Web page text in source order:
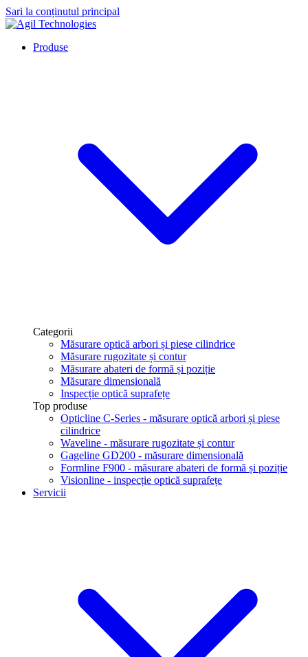
Sari la conținutul principal
Produse
Categorii
Măsurare optică arbori și piese cilindrice
Măsurare rugozitate și contur
Măsurare abateri de formă și poziție
Măsurare dimensională
Inspecție optică suprafețe
Top produse
Opticline C-Series - măsurare optică arbori și piese
cilindrice
Waveline - măsurare rugozitate și contur
Gageline GD200 - măsurare dimensională
Formline F900 - măsurare abateri de formă și poziție
Visionline - inspecție optică suprafețe
Servicii